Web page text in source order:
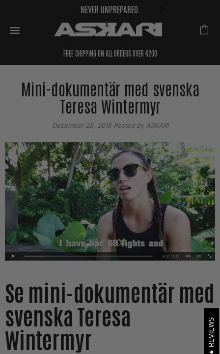
NEVER UNPREPARED.
FREE SHIPPING ON ALL ORDERS OVER €200
Mini-dokumentär med svenska
Teresa Wintermyr
December 25, 2015Posted by ASKARI
Se mini-dokumentär med
svenska Teresa
Wintermyr
REVIEWS